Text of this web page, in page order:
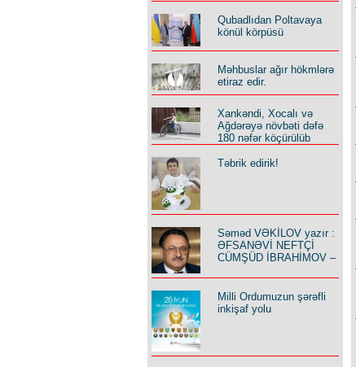
Qubadlıdan Poltavaya
könül körpüsü
Məhbuslar ağır hökmlərə
etiraz edir.
Xankəndi, Xocalı və
Ağdərəyə növbəti dəfə
180 nəfər köçürülüb
Təbrik edirik!
Səməd VƏKİLOV yazır :
ƏFSANƏVİ NEFTÇİ
CÜMŞÜD İBRAHİMOV –
Milli Ordumuzun şərəfli
inkişaf yolu